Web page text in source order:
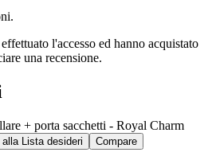
l'accesso ed hanno acquistato
una recensione.
Lista desideri Compare